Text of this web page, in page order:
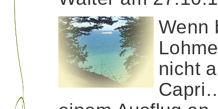
Wenn
nicht